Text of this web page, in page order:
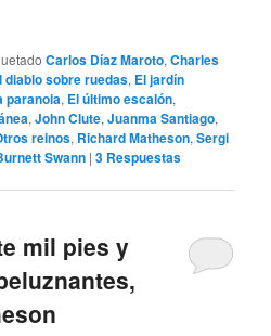
Carlos Díaz Maroto,Charles
diablo sobre ruedas, El jardín
paranoia, El último escalón,
,John Clute,Juanma Santiago,
reinos, Richard Matheson,Sergi
Swann |3 Respuestas
mil pies y